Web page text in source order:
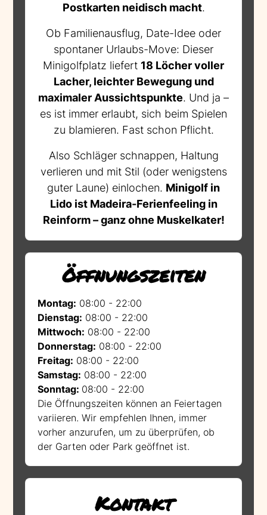
Postkarten neidisch macht.
Ob Familienausflug, Date-Idee oder
spontaner Urlaubs-Move: Dieser
Minigolfplatz liefert 18 Löcher voller
Lacher, leichter Bewegung und
maximaler Aussichtspunkte. Und ja –
es ist immer erlaubt, sich beim Spielen
zu blamieren. Fast schon Pflicht.
Also Schläger schnappen, Haltung
verlieren und mit Stil (oder wenigstens
guter Laune) einlochen. Minigolf in
Lido ist Madeira-Ferienfeeling in
Reinform – ganz ohne Muskelkater!
Öffnungszeiten
Montag: 08:00 - 22:00
Dienstag: 08:00 - 22:00
Mittwoch: 08:00 - 22:00
Donnerstag: 08:00 - 22:00
Freitag: 08:00 - 22:00
Samstag: 08:00 - 22:00
Sonntag: 08:00 - 22:00
Die Öffnungszeiten können an Feiertagen
variieren. Wir empfehlen Ihnen, immer
vorher anzurufen, um zu überprüfen, ob
der Garten oder Park geöffnet ist.
Kontakt